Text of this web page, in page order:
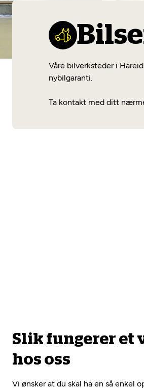
Våre bilverksteder i
nybilgaranti.
Ta kontakt med ditt
Slik fungerer et
hos oss
Vi ønsker at du skal ha en så enkel